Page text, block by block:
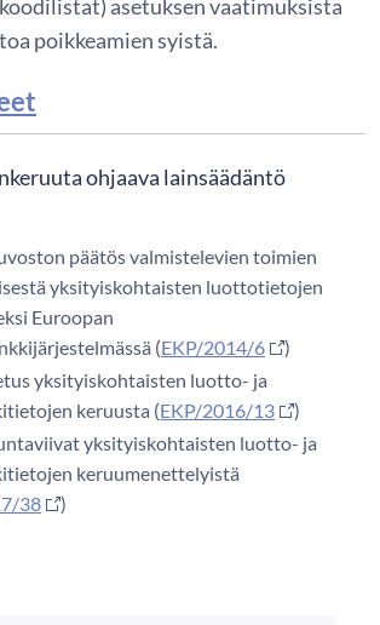
asetuksen vaatimuksista
poikkeamien syistä.
ohjaava lainsäädäntö
päätös valmistelevien toimien
yksityiskohtaisten luottotietojen
Euroopan
(EKP/2014/6
)
yksityiskohtaisten luotto- ja
keruusta (EKP/2016/13
)
yksityiskohtaisten luotto- ja
keruumenettelyistä
38 )